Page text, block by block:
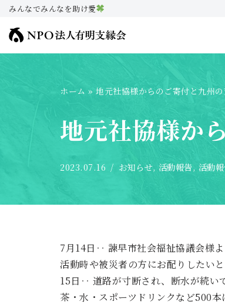
コ
みんなでみんなを助け愛
ホーム » 地元社協様からのご寄付と九州
地元社協様か
2023.07.16 お知らせ, 活動報告, 活動
7月14日‥ 諫早市社会福祉協議会様
活動時や被災者の方にお配りしたいと
15日‥ 道路が寸断され、断水が続い
茶・水・スポーツドリンクなど500本